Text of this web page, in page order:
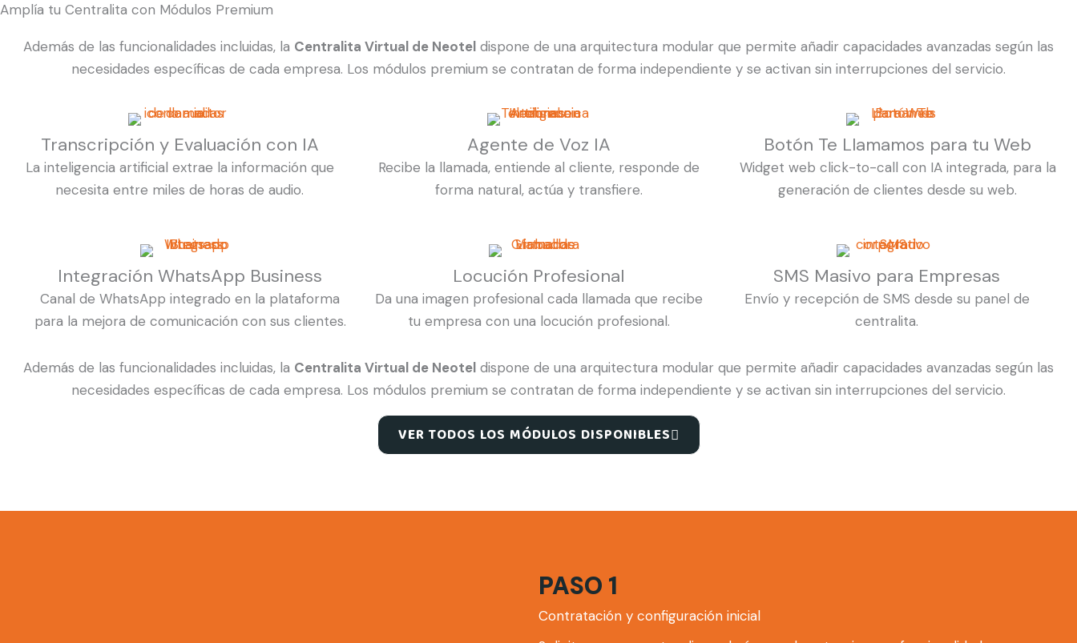
Amplía tu Centralita con Módulos Premium
Además de las funcionalidades incluidas, la Centralita Virtual de Neotel dispone de una arquitectura modular que permite añadir capacidades avanzadas según las
necesidades específicas de cada empresa. Los módulos premium se contratan de forma independiente y se activan sin interrupciones del servicio.
Transcripción y Evaluación con IA
La inteligencia artificial extrae la información que
necesita entre miles de horas de audio.
Agente de Voz IA
Recibe la llamada, entiende al cliente, responde de
forma natural, actúa y transfiere.
Botón Te Llamamos para tu Web
Widget web click-to-call con IA integrada, para la
generación de clientes desde su web.
Integración WhatsApp Business
Canal de WhatsApp integrado en la plataforma
para la mejora de comunicación con sus clientes.
Locución Profesional
Da una imagen profesional cada llamada que recibe
tu empresa con una locución profesional.
SMS Masivo para Empresas
Envío y recepción de SMS desde su panel de
centralita.
Además de las funcionalidades incluidas, la Centralita Virtual de Neotel dispone de una arquitectura modular que permite añadir capacidades avanzadas según las
necesidades específicas de cada empresa. Los módulos premium se contratan de forma independiente y se activan sin interrupciones del servicio.
VER TODOS LOS MÓDULOS DISPONIBLES
PASO 1
Contratación y configuración inicial